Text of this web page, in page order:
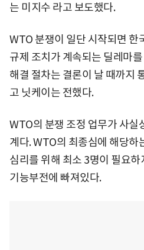
는 미지수 라고 보도했다.
WTO 분쟁이 일단 시작되면 한
규제 조치가 계속되는 딜레마
해결 절차는 결론이 날 때까지
고 닛케이는 전했다.
WTO의 분쟁 조정 업무가 사실
계다. WTO의 최종심에 해당하
심리를 위해 최소 3명이 필요
기능부전에 빠져있다.